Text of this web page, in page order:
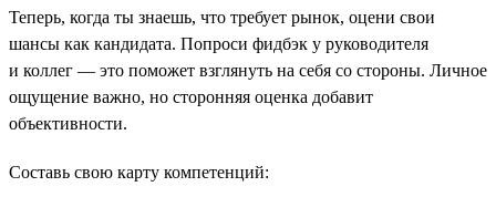
Теперь, когда ты знаешь, что требует рынок, оцени свои
шансы как кандидата. Попроси фидбэк у руководителя
и коллег — это поможет взглянуть на себя со стороны. Личное
ощущение важно, но сторонняя оценка добавит
объективности.
Составь свою карту компетенций: